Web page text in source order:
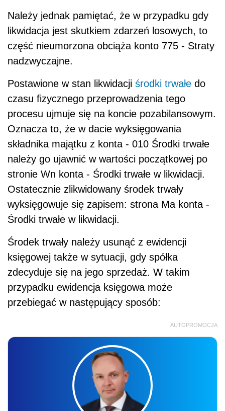
Należy jednak pamiętać, że w przypadku gdy
likwidacja jest skutkiem zdarzeń losowych, to
część nieumorzona obciąża konto 775 - Straty
nadzwyczajne.
Postawione w stan likwidacji środki trwałe do
czasu fizycznego przeprowadzenia tego
procesu ujmuje się na koncie pozabilansowym.
Oznacza to, że w dacie wyksięgowania
składnika majątku z konta - 010 Środki trwałe
należy go ujawnić w wartości początkowej po
stronie Wn konta - Środki trwałe w likwidacji.
Ostatecznie zlikwidowany środek trwały
wyksięgowuje się zapisem: strona Ma konta -
Środki trwałe w likwidacji.
Środek trwały należy usunąć z ewidencji
księgowej także w sytuacji, gdy spółka
zdecyduje się na jego sprzedaż. W takim
przypadku ewidencja księgowa może
przebiegać w następujący sposób:
AUTOPROMOCJA